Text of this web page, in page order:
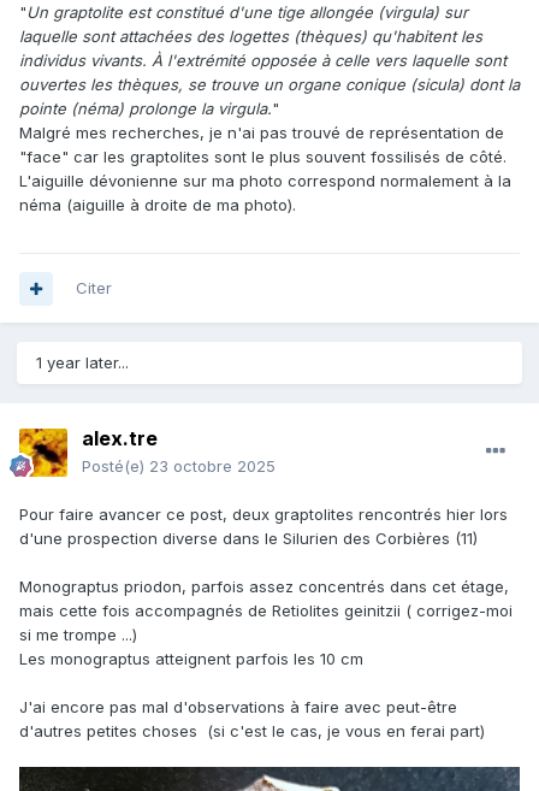
"Un graptolite est constitué d'une tige allongée (virgula) sur
laquelle sont attachées des logettes (thèques) qu'habitent les
individus vivants. À l'extrémité opposée à celle vers laquelle sont
ouvertes les thèques, se trouve un organe conique (sicula) dont la
pointe (néma) prolonge la virgula."
Malgré mes recherches, je n'ai pas trouvé de représentation de
"face" car les graptolites sont le plus souvent fossilisés de côté.
L'aiguille dévonienne sur ma photo correspond normalement à la
néma (aiguille à droite de ma photo).
Citer
1 year later...
alex.tre
Posté(e) 23 octobre 2025
Pour faire avancer ce post, deux graptolites rencontrés hier lors
d'une prospection diverse dans le Silurien des Corbières (11)
Monograptus priodon, parfois assez concentrés dans cet étage,
mais cette fois accompagnés de Retiolites geinitzii ( corrigez-moi
si me trompe ...)
Les monograptus atteignent parfois les 10 cm
J'ai encore pas mal d'observations à faire avec peut-être
d'autres petites choses (si c'est le cas, je vous en ferai part)